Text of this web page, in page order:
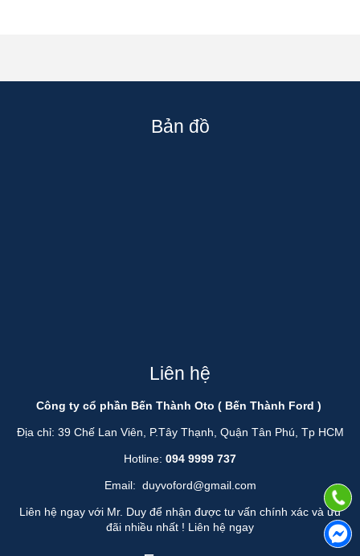
Bản đồ
Liên hệ
Công ty cổ phần Bến Thành Oto ( Bến Thành Ford )
Địa chỉ: 39 Chế Lan Viên, P.Tây Thạnh, Quận Tân Phú, Tp HCM
Hotline: 094 9999 737
Email: duyvoford@gmail.com
Liên hệ ngay với Mr. Duy để nhận được tư vấn chính xác và ưu
đãi nhiều nhất ! Liên hệ ngay